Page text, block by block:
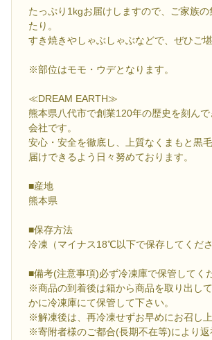
たっぷり1kgお届けしますので、ご家族の
たり。
すき焼きやしゃぶしゃぶなどで、ぜひご堪
※部位はモモ・ウデとなります。
≪DREAM EARTH≫
熊本県八代市で創業120年の歴史を刻ん
会社です。
安心・安全を徹底し、上質なくまもと黒
届けできるよう日々努めております。
■産地
熊本県
■保存方法
冷凍（マイナス18℃以下で保存してくださ
■備考(注意事項)必ず冷凍庫で保管してく
※商品の到着後は箱から商品を取り出し
かに冷凍庫にて保管して下さい。
※解凍後は、再冷凍せずお早めにお召し上
※寄附者様のご都合(長期不在等)により返